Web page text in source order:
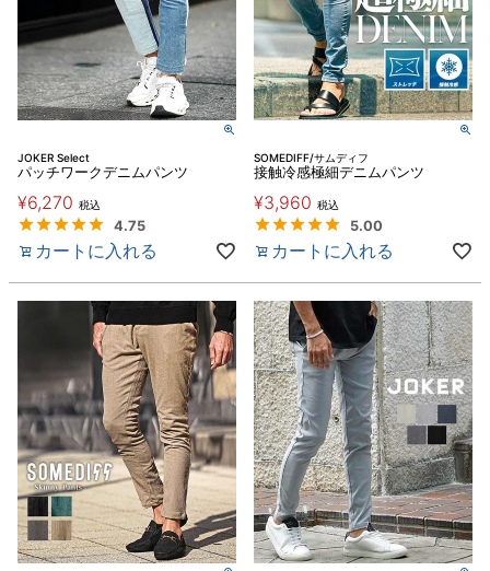
JOKER Select
パッチワークデニムパンツ
¥6,270 税込
4.75
カートに入れる
SOMEDIFF/サムディフ
接触冷感極細デニムパンツ
¥3,960 税込
5.00
カートに入れる